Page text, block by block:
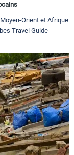
Orient et Afrique
Travel Guide